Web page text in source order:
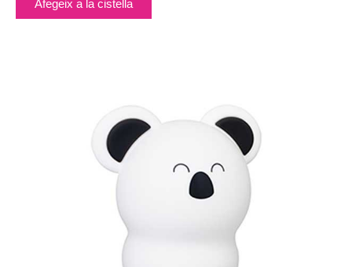
Afegeix a la cistella